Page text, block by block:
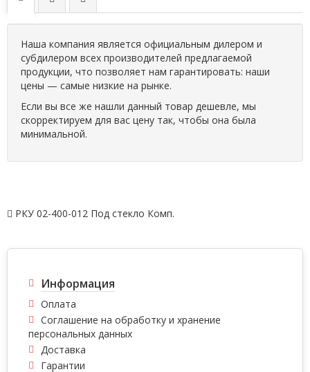
Наша компания является официальным дилером и
субдилером всех производителей предлагаемой
продукции, что позволяет нам гарантировать: наши
цены — самые низкие на рынке.
Если вы все же нашли данный товар дешевле, мы
скорректируем для вас цену так, чтобы она была
минимальной.
РКУ 02-400-012 Под стекло Комп.
Информация
Оплата
Соглашение на обработку и хранение
персональных данных
Доставка
Гарантии